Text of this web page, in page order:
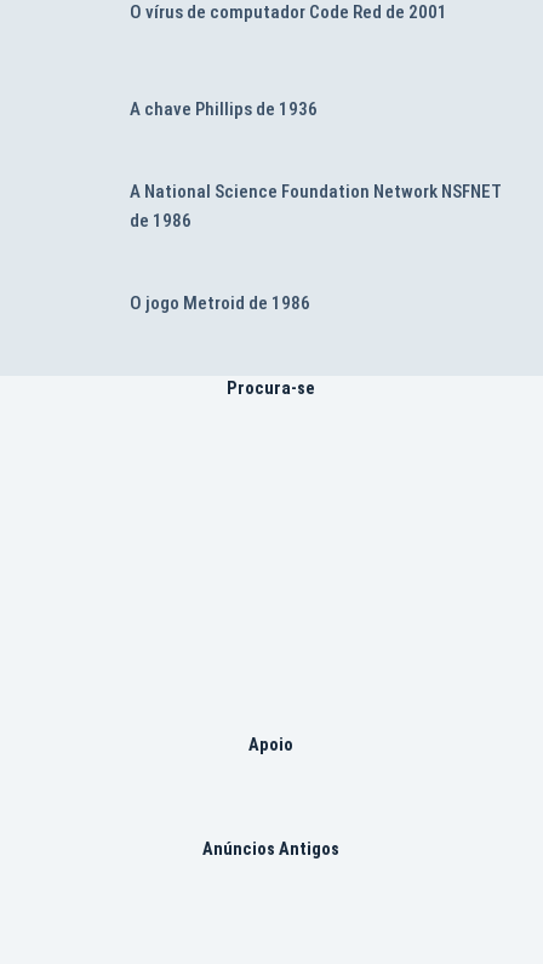
O vírus de computador Code Red de 2001
A chave Phillips de 1936
A National Science Foundation Network NSFNET
de 1986
O jogo Metroid de 1986
Procura-se
Apoio
Anúncios Antigos